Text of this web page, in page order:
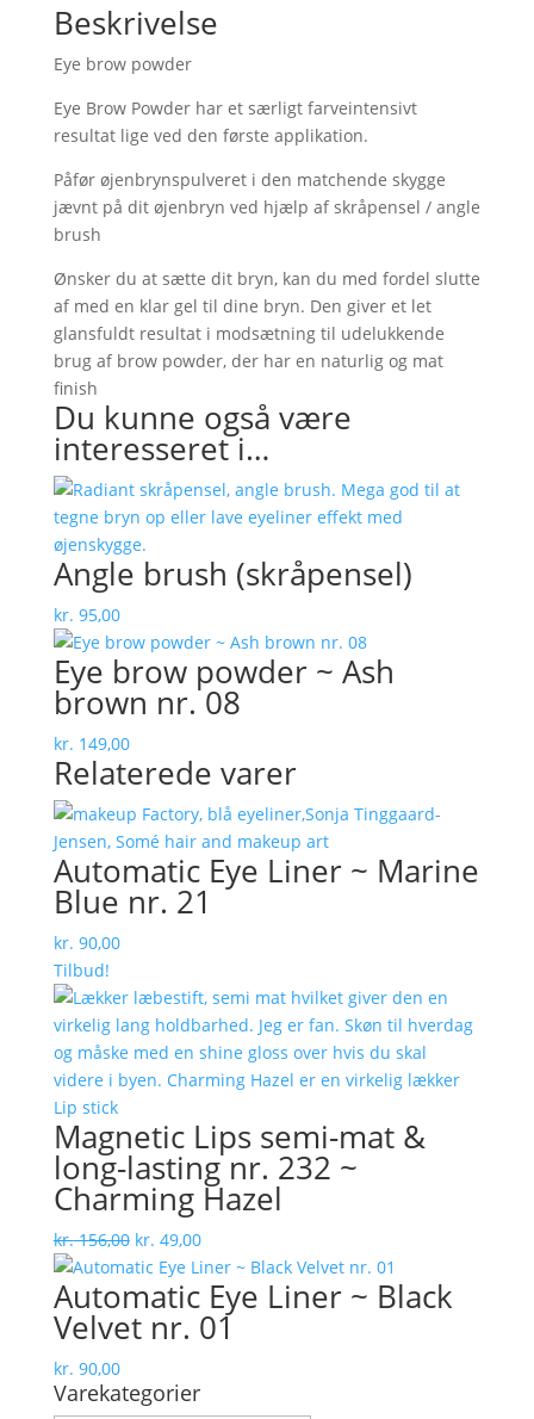
antal
Beskrivelse
Eye brow powder
Eye Brow Powder har et særligt farveintensivt
resultat lige ved den første applikation.
Påfør øjenbrynspulveret i den matchende skygge
jævnt på dit øjenbryn ved hjælp af skråpensel / angle
brush
Ønsker du at sætte dit bryn, kan du med fordel slutte
af med en klar gel til dine bryn. Den giver et let
glansfuldt resultat i modsætning til udelukkende
brug af brow powder, der har en naturlig og mat
finish
Du kunne også være
interesseret i…
Angle brush (skråpensel)
kr. 95,00
Eye brow powder ~ Ash
brown nr. 08
kr. 149,00
Relaterede varer
Automatic Eye Liner ~ Marine
Blue nr. 21
kr. 90,00
Tilbud!
Magnetic Lips semi-mat &
long-lasting nr. 232 ~
Charming Hazel
kr.156,00 Den
oprindelige
pris
var:
kr. 49,00Den
aktuelle
pris
er:
Automatic Eye Liner ~ Black
Velvet nr. 01
kr. 90,00
Varekategorier